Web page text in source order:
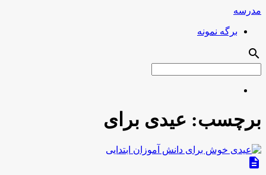
مدرسه
برگه نمونه
search
برچسب: عیدی برای
description